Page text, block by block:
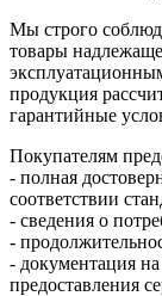
Мы строго
товары
продукция
гарантийные
Покупателям
- полная
соответствии
- сведения о
-
- документация
предоставления